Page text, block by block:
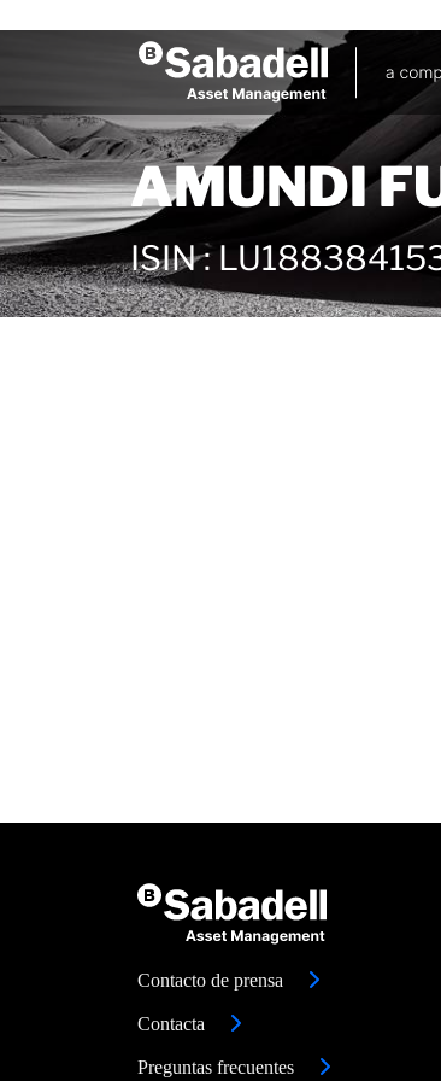
AMUNDI
ISIN:
Contacto de prensa
Contacta
Preguntas frecuentes